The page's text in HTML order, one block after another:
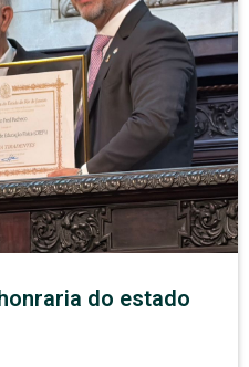
do estado